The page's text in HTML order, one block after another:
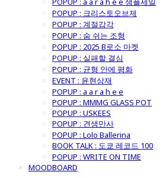
POPUP : 크리스토오브제
POPUP : 계절감각
POPUP : 숨 쉬는 조형
POPUP : 2025 B로소 마켓
POPUP : 실패할 결심
POPUP : 균형 안에 평화
EVENT : 윤현상재
POPUP : a a r a h e e
POPUP : MMMG GLASS POT
POPUP : USKEES
POPUP : 견생만사
POPUP : Lolo Ballerina
BOOK TALK : 도쿄 레코드 100
POPUP : WRITE ON TIME
MOODBOARD